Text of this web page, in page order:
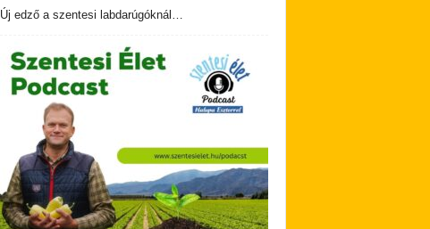
Új edző a szentesi labdarúgóknál…